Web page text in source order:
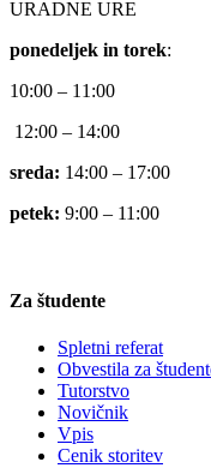
URADNE URE
ponedeljek in torek:
10:00 – 11:00
12:00 – 14:00
sreda: 14:00 – 17:00
petek: 9:00 – 11:00
Za študente
Spletni referat
Obvestila za
Tutorstvo
Novičnik
Vpis
Cenik storitev